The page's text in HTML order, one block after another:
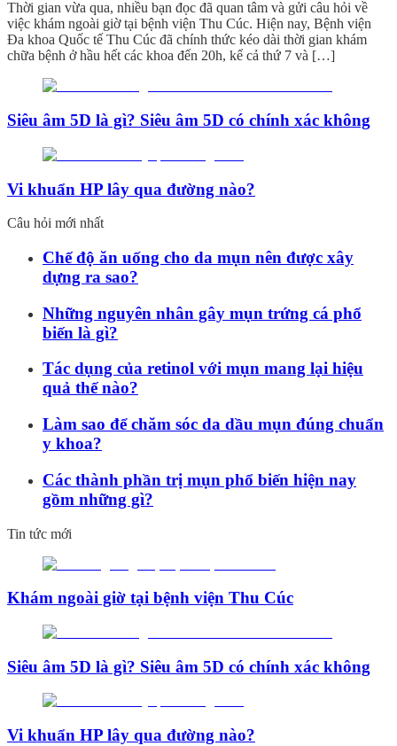
Thời gian vừa qua, nhiều bạn đọc đã quan tâm và gửi câu hỏi về
việc khám ngoài giờ tại bệnh viện Thu Cúc. Hiện nay, Bệnh viện
Đa khoa Quốc tế Thu Cúc đã chính thức kéo dài thời gian khám
chữa bệnh ở hầu hết các khoa đến 20h, kể cả thứ 7 và […]
Siêu âm 5D là gì? Siêu âm 5D có chính xác không
Vi khuẩn HP lây qua đường nào?
Câu hỏi mới nhất
Chế độ ăn uống cho da mụn nên được xây
dựng ra sao?
Những nguyên nhân gây mụn trứng cá phổ
biến là gì?
Tác dụng của retinol với mụn mang lại hiệu
quả thế nào?
Làm sao để chăm sóc da dầu mụn đúng chuẩn
y khoa?
Các thành phần trị mụn phổ biến hiện nay
gồm những gì?
Tin tức mới
Khám ngoài giờ tại bệnh viện Thu Cúc
Siêu âm 5D là gì? Siêu âm 5D có chính xác không
Vi khuẩn HP lây qua đường nào?